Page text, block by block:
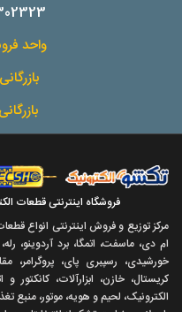
واحد
فروشگاه اینترنتی قطعات
مرکز توزیع و فروش اینترنتی انواع
ام دی، ماسفت، اتمگا، برد آردوینو،
خورشیدی، رسپبری پای، پروگرامر،
کریستال، خازن، ابزارآلات،
الکترونیک، لحیم و هویه، موتور، منبع